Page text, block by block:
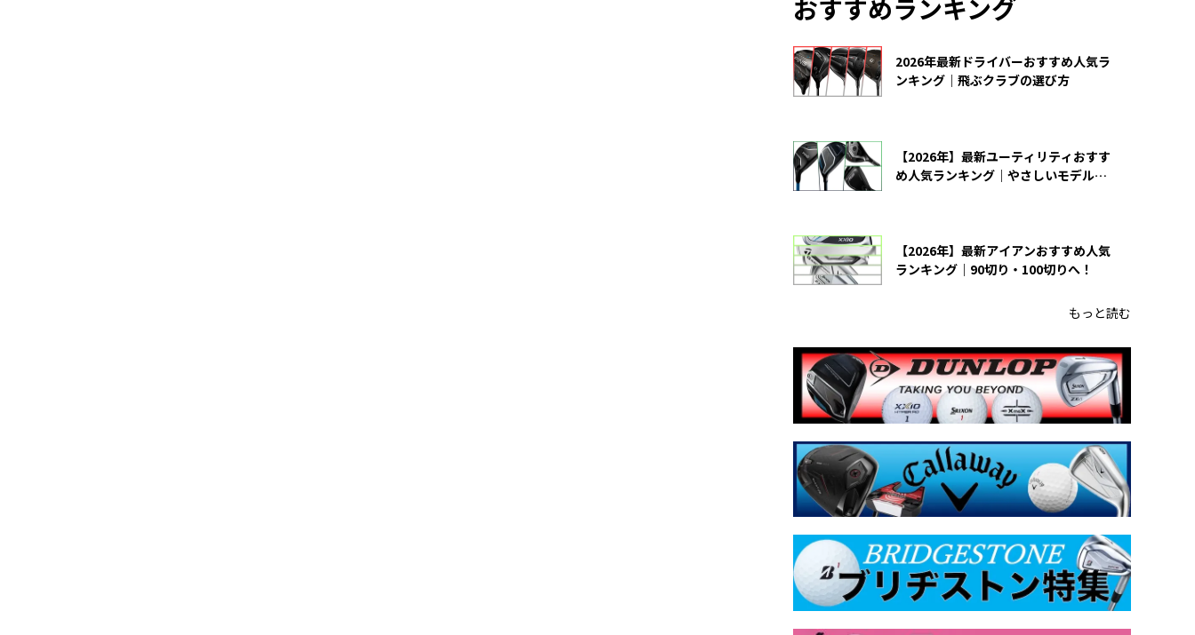
おすすめランキング
2026年最新ドライバーおすすめ人気ラ
ンキング｜飛ぶクラブの選び方
【2026年】最新ユーティリティおすす
め人気ランキング｜やさしいモデルの
【2026年】最新アイアンおすすめ人気
ランキング｜90切り・100切りへ！
もっと読む